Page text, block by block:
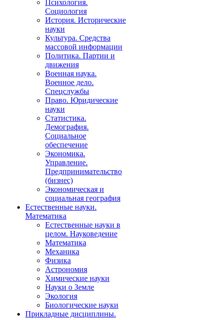
Психология.
Социология
История. Исторические
науки
Культура. Средства
массовой информации
Политика. Партии и
движения
Военная наука.
Военное дело.
Спецслужбы
Право. Юридические
науки
Статистика.
Демография.
Социальное
обеспечение
Экономика.
Управление.
Предпринимательство
(бизнес)
Экономическая и
социальная география
Естественные науки.
Математика
Естественные науки в
целом. Науковедение
Математика
Механика
Физика
Астрономия
Химические науки
Науки о Земле
Экология
Биологические науки
Прикладные дисциплины.